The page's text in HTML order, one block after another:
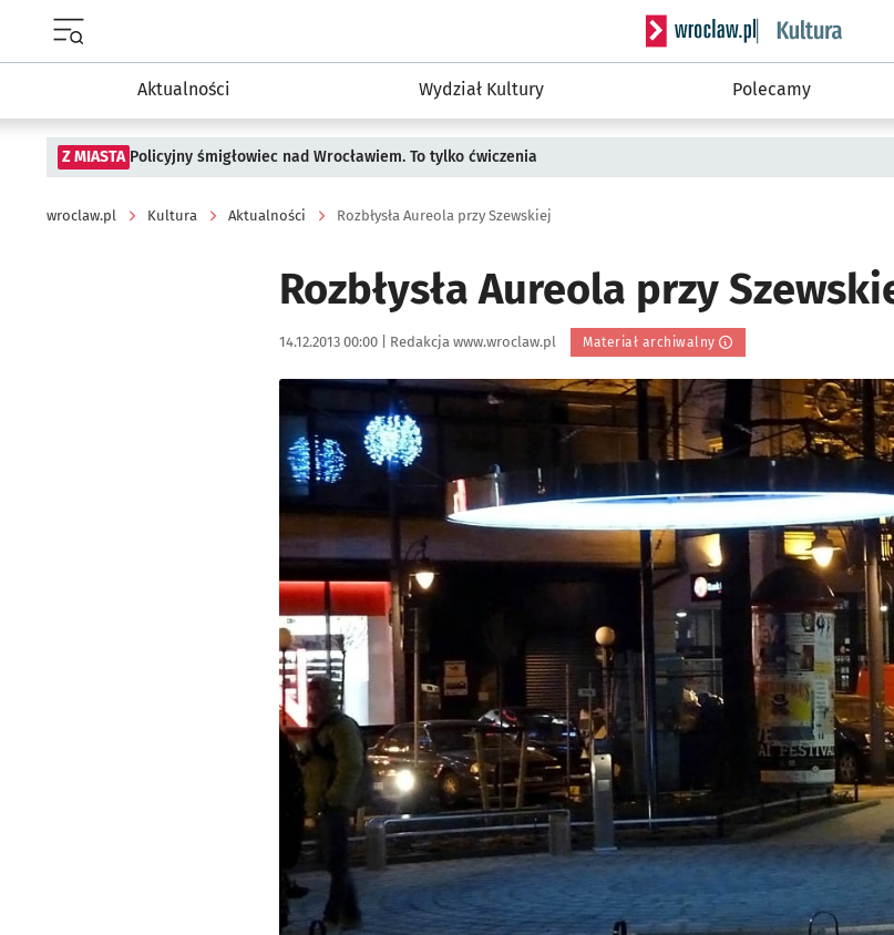
Serwis informacyjny
Aktualności Wydział Kultury Polecamy
Z MIASTA Policyjny śmigłowiec nad Wrocławiem. To tylko ćwiczenia
wroclaw.pl Kultura Aktualności Rozbłysła Aureola przy Szewskiej
Rozbłysła Aureola przy
Data publikacji:
14.12.2013 00:00 | Autor:
Redakcja www.wroclaw.pl Materiał archiwalny
Kliknij, aby powiększyć